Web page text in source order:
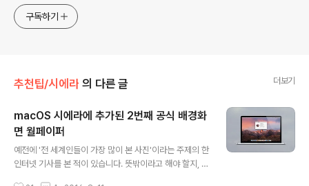
구독하기
추천팁/시에라 의 다른 글 더보기
macOS 시에라에 추가된 2번째 공식 배경화
면 월페이퍼
예전에 '전 세계인들이 가장 많이 본 사진'이라는 주제의 한
인터넷 기사를 본 적이 있습니다. 뜻밖이라고 해야 할지, 아